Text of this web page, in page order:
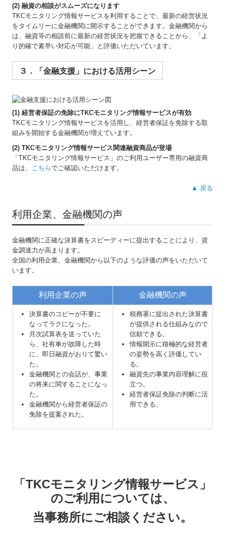
(2) 融資の相談がスムーズになります
TKCモニタリング情報サービスを利用することで、最新の経営状況
をタイムリーに金融機関に開示することができます。金融機関から
は、融資等の相談前に最新の経営状況を把握できることから、「よ
り的確で素早い対応が可能」と評価いただいています。
３．「金融支援」における活用シーン
(1) 経営者保証の免除にTKCモニタリング情報サービスが有効
TKCモニタリング情報サービスを活用し、経営者保証を免除する取
組みを開始する金融機関が増えています。
(2) TKCモニタリング情報サービス関連融資商品が登場
「TKCモニタリング情報サービス」のご利用ユーザー専用の融資商
品は、 こちらでご確認いただけます。
▲ 戻る
利用企業、金融機関の声
金融機関に正確な決算書をスピーディーに提出することにより、資
金調達力が高まります。
全国の利用企業、金融機関から以下のような評価の声をいただいて
います。
利用企業の声 金融機関の声
決算書のコピーが不要に
なってラクになった。
月次試算表を送っていた
ら、社有車が故障した時
に、即日融資がおりて驚い
た。
金融機関との会話が、事業
の将来に関することになっ
た。
金融機関から経営者保証の
免除を提案された。
税務署に提出された決算書
が提供される仕組みなので
信頼できる。
情報開示に積極的な経営者
の姿勢を高く評価してい
る。
融資先の事業内容理解に役
立つ。
経営者保証免除の判断に活
用できる。
「TKCモニタリング情報サービス」
のご利用については、
当事務所にご相談ください。